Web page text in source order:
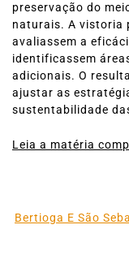
preservação do
naturais. A vistoria
avaliassem a
identificassem
adicionais. O
ajustar as
sustentabilidade
Leia a matéria
Bertioga E São